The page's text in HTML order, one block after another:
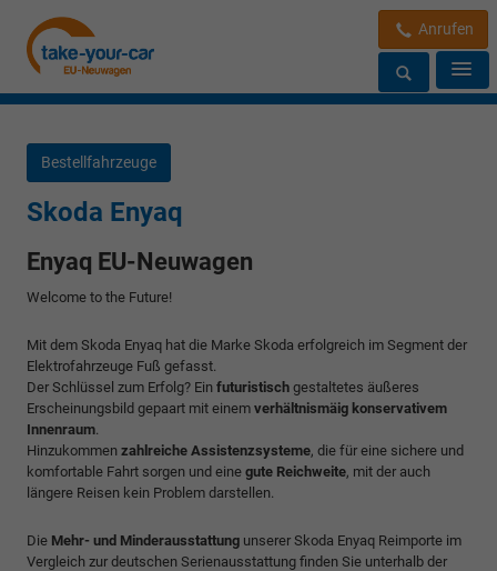
Anrufen
Bestellfahrzeuge
Skoda Enyaq
Enyaq EU-Neuwagen
Welcome to the Future!
Mit dem Skoda Enyaq hat die Marke Skoda erfolgreich im Segment der
Elektrofahrzeuge Fuß gefasst.
Der Schlüssel zum Erfolg? Ein futuristisch gestaltetes äußeres
Erscheinungsbild gepaart mit einem verhältnismäig konservativem
Innenraum
Hinzukommen zahlreiche Assistenzsysteme, die für eine sichere und
komfortable Fahrt sorgen und eine gute Reichweite, mit der auch
längere Reisen kein Problem darstellen.
Die Mehr- und Minderausstattung unserer Skoda Enyaq Reimporte im
Vergleich zur deutschen Serienausstattung finden Sie unterhalb der